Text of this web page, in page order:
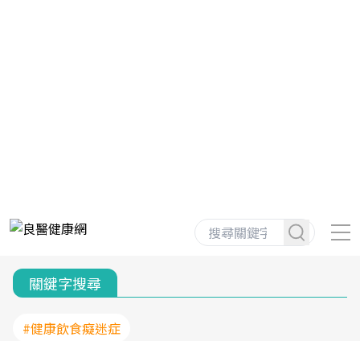
關鍵字搜尋
#健康飲食癡迷症